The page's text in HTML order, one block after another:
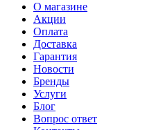
О магазине
Акции
Оплата
Доставка
Гарантия
Новости
Бренды
Услуги
Блог
Вопрос ответ